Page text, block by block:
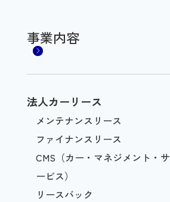
事業内容
法人カーリース
メンテナンスリース
ファイナンスリース
CMS（カー・マネジメント・サ
ービス）
リースバック